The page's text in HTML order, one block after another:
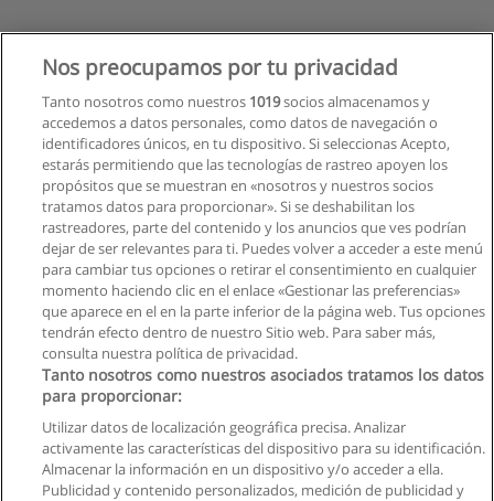
Reglas de uso
Nos preocupamos por tu privacidad
Tanto nosotros como nuestros 1019socios almacenamos y
accedemos a datos personales, como datos de navegación o
identificadores únicos, en tu dispositivo. Si seleccionas Acepto,
estarás permitiendo que las tecnologías de rastreo apoyen los
propósitos que se muestran en «nosotros y nuestros socios
tratamos datos para proporcionar». Si se deshabilitan los
rastreadores, parte del contenido y los anuncios que ves podrían
dejar de ser relevantes para ti. Puedes volver a acceder a este menú
para cambiar tus opciones o retirar el consentimiento en cualquier
momento haciendo clic en el enlace «Gestionar las preferencias»
que aparece en el en la parte inferior de la página web. Tus opciones
tendrán efecto dentro de nuestro Sitio web. Para saber más,
consulta nuestra política de privacidad.
Tanto nosotros como nuestros asociados tratamos los datos
para proporcionar:
Utilizar datos de localización geográfica precisa. Analizar
activamente las características del dispositivo para su identificación.
Almacenar la información en un dispositivo y/o acceder a ella.
Publicidad y contenido personalizados, medición de publicidad y